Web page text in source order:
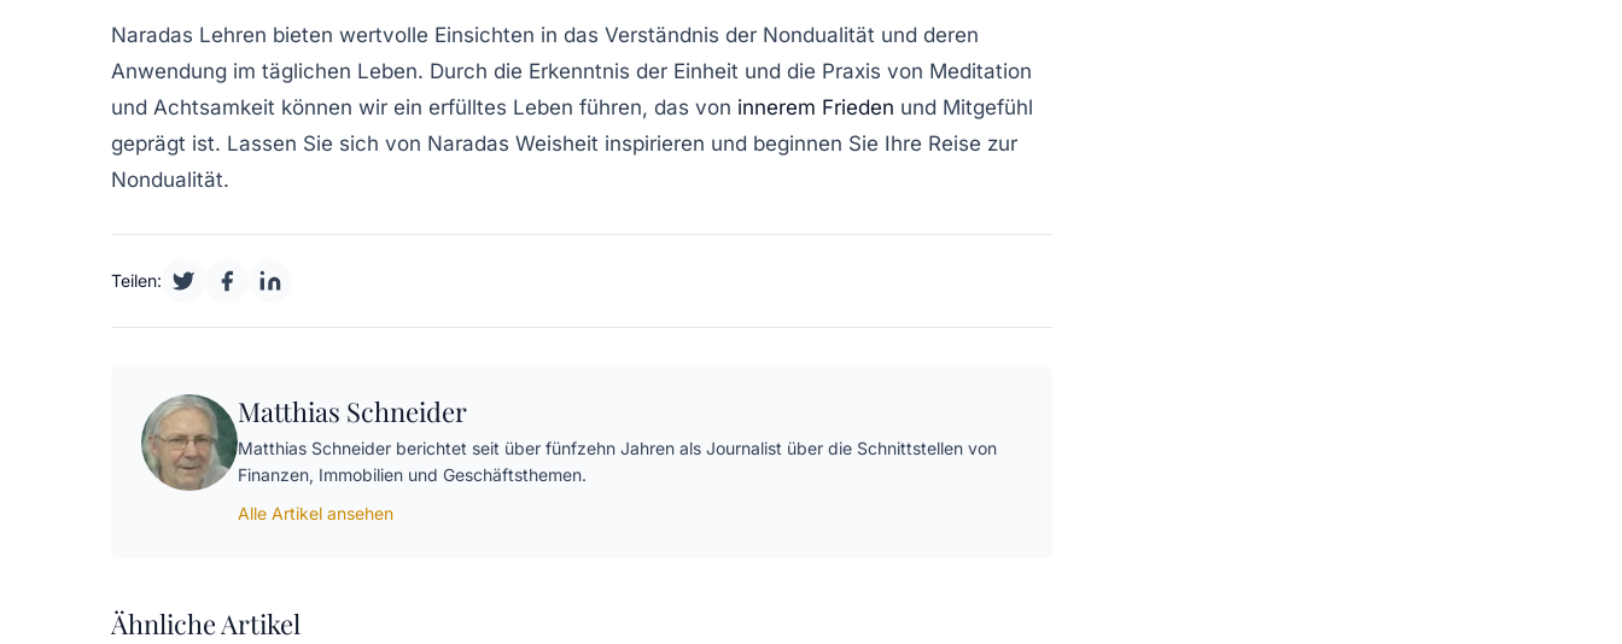
Naradas Lehren bieten wertvolle Einsichten in das Verständnis der Nondualität und deren
Anwendung im täglichen Leben. Durch die Erkenntnis der Einheit und die Praxis von Meditation
und Achtsamkeit können wir ein erfülltes Leben führen, das von innerem Frieden und Mitgefühl
geprägt ist. Lassen Sie sich von Naradas Weisheit inspirieren und beginnen Sie Ihre Reise zur
Nondualität.
Teilen:
Matthias Schneider
Matthias Schneider berichtet seit über fünfzehn Jahren als Journalist über die Schnittstellen von
Finanzen, Immobilien und Geschäftsthemen.
Alle Artikel ansehen
Ähnliche Artikel